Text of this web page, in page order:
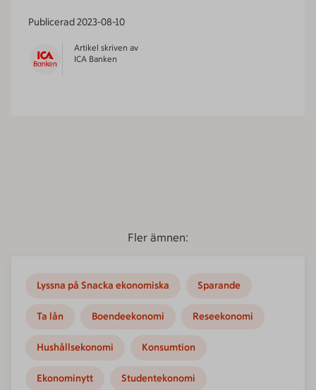
Publicerad2023-08-10
Artikel skriven av
ICA Banken
Fler ämnen:
Lyssna på Snacka ekonomiska Sparande
Ta lån Boendeekonomi Reseekonomi
Hushållsekonomi Konsumtion
Ekonominytt Studentekonomi